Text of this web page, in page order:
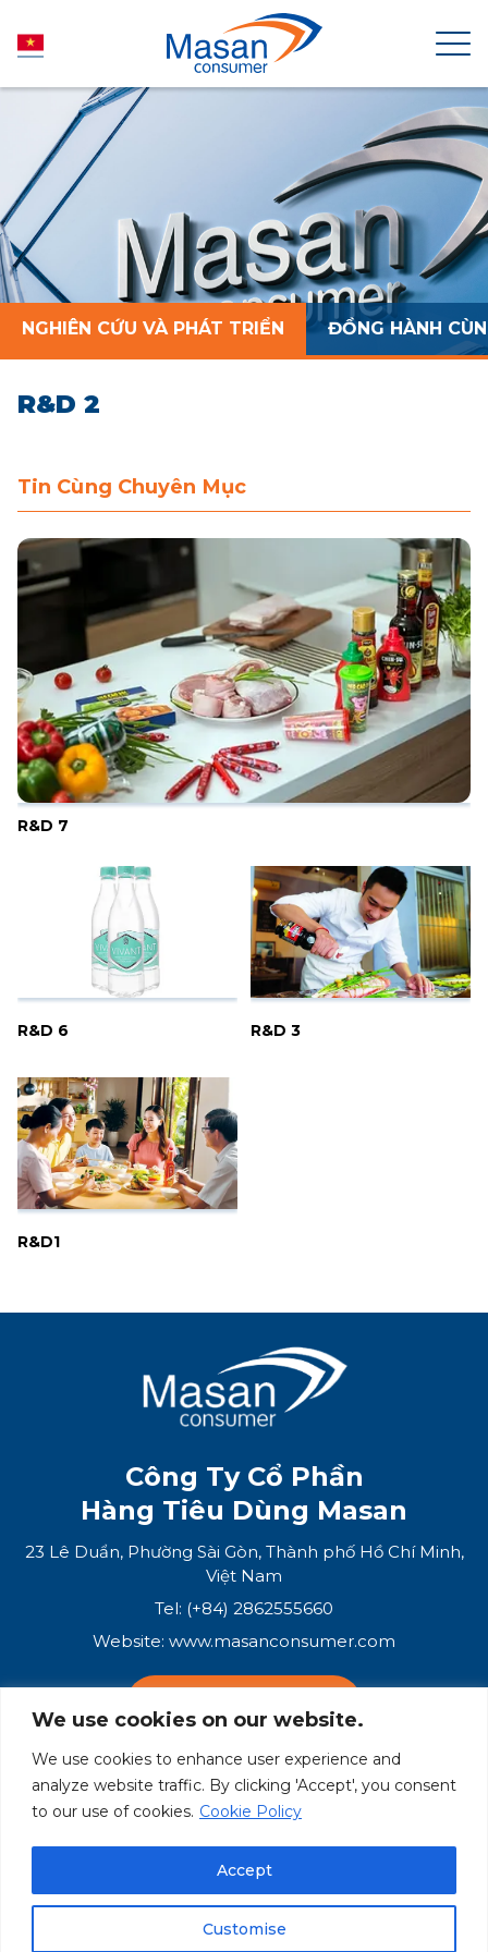
We use cookies on our website.
We use cookies to enhance user experience and
analyze website traffic. By clicking 'Accept', you consent
to our use of cookies. Cookie Policy
Customise
Accept
TRANG CHỦ
VỀ MASAN CONSUMER
TIN TỨC
SẢN PHẨM
PHÁT TRIỂN BỀN VỮNG
LIÊN HỆ
MUA HÀNG
NGHIÊN CỨU VÀ PHÁT TRIỂN ĐỒNG HÀNH
R&D 2
Tin Cùng Chuyên Mục
R&D 7
R&D 6 R&D 3
R&D1
Công Ty Cổ Phần
Hàng Tiêu Dùng Masan
23 Lê Duẩn, Phường Sài Gòn, Thành phố Hồ Chí Minh,
Việt Nam
Tel: (+84) 2862555660
Website: www.masanconsumer.com
Hệ Sinh Thái Masan
Masan Group